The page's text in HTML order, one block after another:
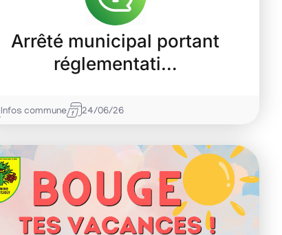
Arrêté municipal portant
réglementati…
Infos commune 24/06/26